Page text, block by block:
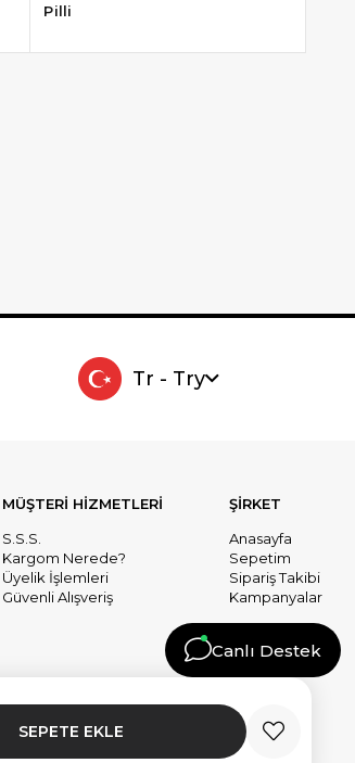
Pilli
Tr - Try
MÜŞTERİ HİZMETLERİ
S.S.S.
Kargom Nerede?
Üyelik İşlemleri
Güvenli Alışveriş
ŞİRKET
Anasayfa
Sepetim
Sipariş Takibi
Kampanyalar
Canlı Destek